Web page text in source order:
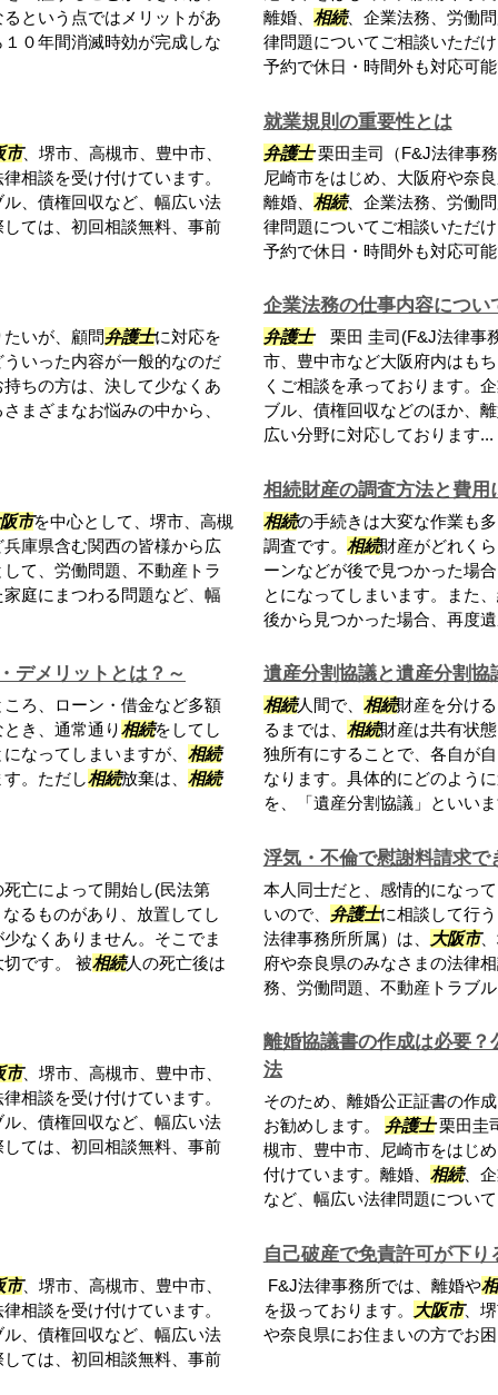
という点ではメリットがあ
０年間消滅時効が完成しな
離婚、 相続、企業法務、労働
律問題についてご相談いただ
予約で休日・時間外も対応可
市、堺市、高槻市、豊中市、
相談を受け付けています。
、債権回収など、幅広い法
ては、初回相談無料、事前
就業規則の重要性とは
弁護士栗田圭司（F&J法律事
尼崎市をはじめ、大阪府や奈
離婚、 相続、企業法務、労働
律問題についてご相談いただ
予約で休日・時間外も対応可
いが、顧問弁護士に対応を
いった内容が一般的なのだ
ちの方は、決して少なくあ
まざまなお悩みの中から、
企業法務の仕事内容につい
弁護士栗田 圭司(F&J法律事
市、豊中市など大阪府内はも
くご相談を承っております。
ブル、債権回収などのほか、
広い分野に対応しております...
市を中心として、堺市、高槻
庫県含む関西の皆様から広
て、労働問題、不動産トラ
庭にまつわる問題など、幅
相続財産の調査方法と費用
相続の手続きは大変な作業も
調査です。 相続財産がどれく
ーンなどが後で見つかった場
とになってしまいます。また
後から見つかった場合、再度
デメリットとは？～
ろ、ローン・借金など多額
き、通常通り相続をしてし
なってしまいますが、 相続
。ただし相続放棄は、 相続
遺産分割協議と遺産分割協
相続人間で、 相続財産を分け
るまでは、 相続財産は共有状
独所有にすることで、各自が
なります。具体的にどのよう
を、「遺産分割協議」といい
死亡によって開始し(民法第
るものがあり、放置してし
なくありません。そこでま
です。 被相続人の死亡後は
浮気・不倫で慰謝料請求で
本人同士だと、感情的になっ
いので、 弁護士に相談して行
法律事務所所属）は、
大阪市
府や奈良県のみなさまの法律
務、労働問題、不動産トラブ
市、堺市、高槻市、豊中市、
相談を受け付けています。
、債権回収など、幅広い法
ては、初回相談無料、事前
離婚協議書の作成は必要
法
そのため、離婚公正証書の作
お勧めします。 弁護士栗田圭
槻市、豊中市、尼崎市をはじ
付けています。離婚、 相続、
など、幅広い法律問題につい
市、堺市、高槻市、豊中市、
相談を受け付けています。
、債権回収など、幅広い法
ては、初回相談無料、事前
自己破産で免責許可が下り
F&J法律事務所では、離婚や
を扱っております。
大阪市、
や奈良県にお住まいの方でお